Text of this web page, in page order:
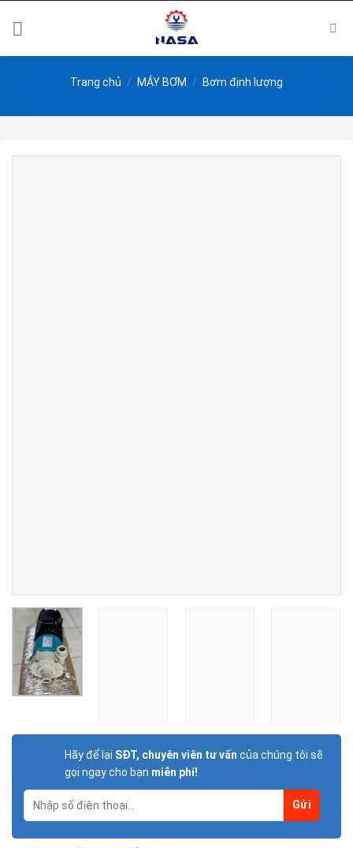
Trang chủ / MÁY BƠM / Bơm định lượng
Hãy để lại SĐT, chuyên viên tư vấn của chúng tôi sẽ
gọi ngay cho bạn miễn phí!